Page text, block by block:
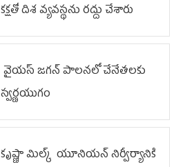
కక్షతో దిశ వ్య‌వ‌స్థ‌ను రద్దు చేశారు
వైయ‌స్ జగన్ పాలనలో చేనేతలకు
స్వర్ణయుగం
కృష్ణా మిల్క్‌ యూనియన్‌ నిర్వీర్యానికి